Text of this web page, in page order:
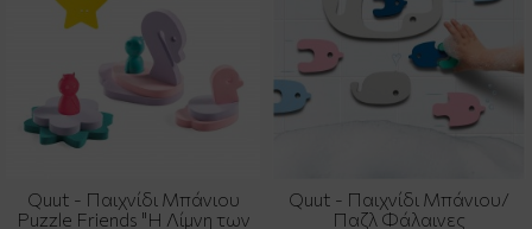
Quut - Παιχνίδι Μπάνιου
Puzzle Friends "Η Λίμνη των
Quut - Παιχνίδι Μπάνιου/
Παζλ Φάλαινες